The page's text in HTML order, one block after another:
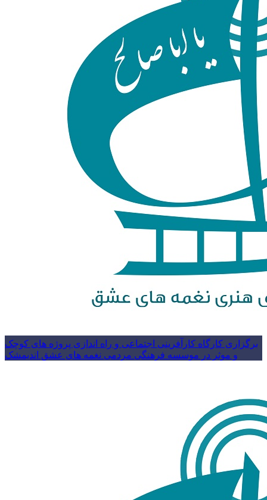
برگزاری کارگاه کارآفرینی اجتماعی و راه اندازی پروژه های کوچک
و موثر در موسسه فرهنگی مردمی نغمه های عشق اندیمشک